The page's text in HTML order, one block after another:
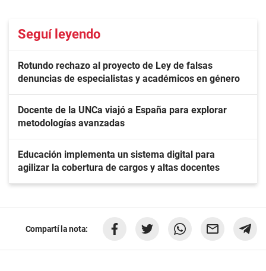
Seguí leyendo
Rotundo rechazo al proyecto de Ley de falsas
denuncias de especialistas y académicos en género
Docente de la UNCa viajó a España para explorar
metodologías avanzadas
Educación implementa un sistema digital para
agilizar la cobertura de cargos y altas docentes
Compartí la nota: